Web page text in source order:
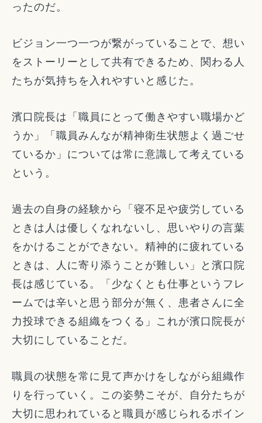
ったのだ。
ビジョン一つ一つが繋がっていることで、想い
をストーリーとして共有できるため、関わる人
たちが気持ちを入れやすいと感じた。
濱口院長は「職員にとって働きやすい職場かど
うか」「職員みんなが精神衛生状態よく過ごせ
ているか」については常に意識して考えている
という。
過去の自身の経験から「寝不足や疲労している
ときは人は優しくなれないし、思いやりの言葉
をかけることができない。精神的に疲れている
ときは、人に寄り添うことが難しい」と濱口院
長は感じている。「少なくとも仕事というフレ
ームでは辛いと思う部分が無く、患者さんに全
力投球できる組織をつくる」これが濱口院長が
大切にしていることだ。
職員の状態を常に見て声かけをしながら組織作
りを行っていく。この姿勢こそが、自分たちが
大切に思われていると職員が感じられるポイン